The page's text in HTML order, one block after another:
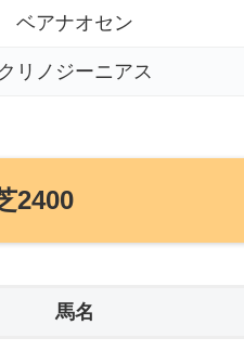
ベアナオセン
クリノジーニアス
2400
馬名